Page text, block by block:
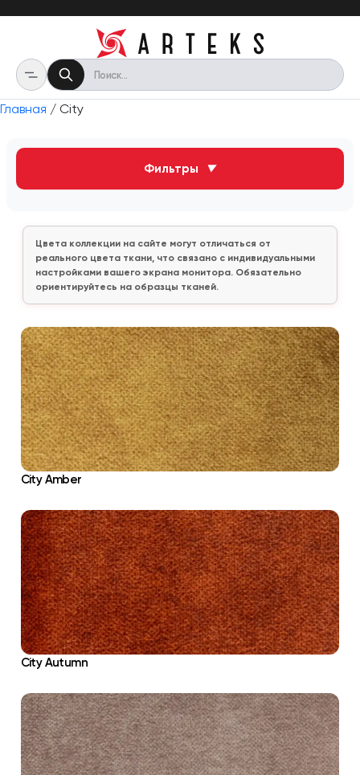
Главная / City
Фильтры ▼
Цвета коллекции на сайте могут отличаться от
реального цвета ткани, что связано с индивидуальными
настройками вашего экрана монитора. Обязательно
ориентируйтесь на образцы тканей.
City Amber
City Autumn